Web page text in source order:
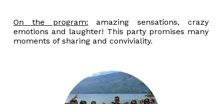
On the program: amazing sensations, crazy
emotions and laughter! This party promises many
moments of sharing and conviviality.